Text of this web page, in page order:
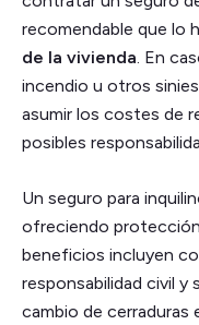
recomendable que lo
de la vivienda . En
incendio u otros
asumir los costes de
posibles
Un seguro para
ofreciendo
beneficios incluyen
responsabilidad civil y
cambio de cerraduras